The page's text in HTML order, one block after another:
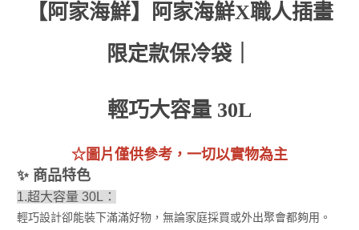
【阿家海鮮】阿家海鮮X職人插畫
限定款保冷袋｜
輕巧大容量 30L
☆圖片僅供參考，一切以實物為主
✨ 商品特色
1.超大容量 30L：
輕巧設計卻能裝下滿滿好物，無論家庭採買或外出聚會都夠用。